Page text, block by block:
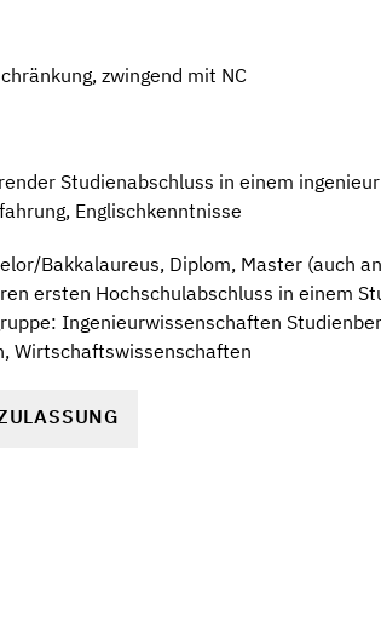
zwingend mit NC
Studienabschluss in einem
Englischkenntnisse
Bakkalaureus, Diplom, Master (auch
ersten Hochschulabschluss in einem
Ingenieurwissenschaften
Wirtschaftswissenschaften